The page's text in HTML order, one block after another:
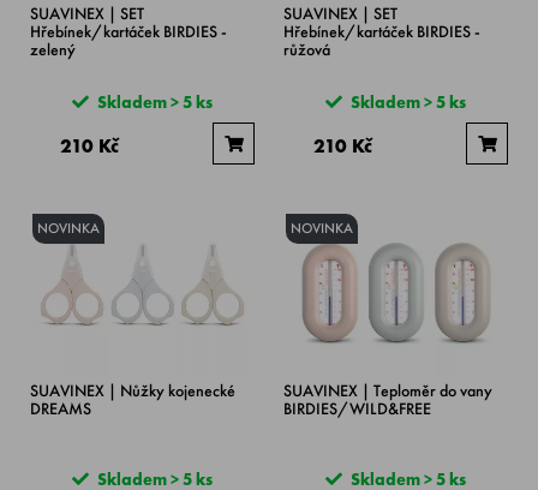
SUAVINEX | SET
Hřebínek/kartáček BIRDIES -
zelený
Skladem > 5 ks
210 Kč
SUAVINEX | SET
Hřebínek/kartáček BIRDIES -
růžová
Skladem > 5 ks
210 Kč
NOVINKA
SUAVINEX | Nůžky kojenecké
DREAMS
Skladem > 5 ks
NOVINKA
SUAVINEX | Teploměr do vany
BIRDIES/WILD&FREE
Skladem > 5 ks